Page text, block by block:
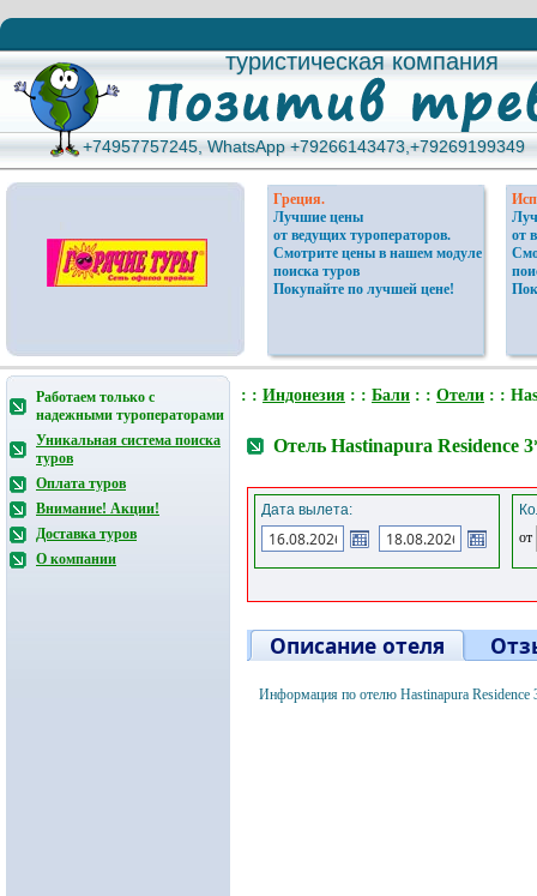
туристическая компания
туристическая компания
+74957757245, WhatsApp +79266143473,+79269199349
+74957757245, WhatsApp +79266143473,+79269199349
Греция.
Лучшие цены
от ведущих туроператоров.
Смотрите цены в нашем модуле
поиска туров
Покупайте по лучшей цене!
от
Работаем только с
надежными туроператорами
Уникальная система поиска
туров
Оплата туров
Внимание! Акции!
Доставка туров
О компании
: : Индонезия : : Бали : : Отели : :
Отель Hastinapura Residence
Дата вылета:
от
Описание отеля
Информация по отелю Hastinapura